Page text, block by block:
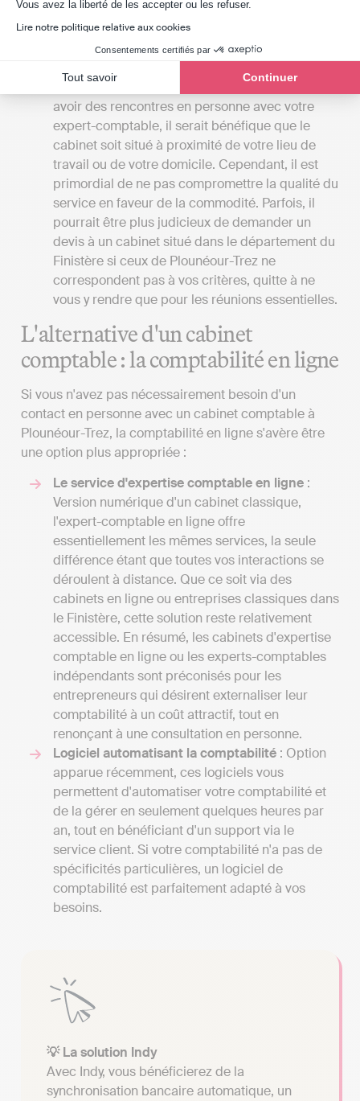
Vous avez la liberté de les accepter ou les refuser.
Lire notre politique relative aux cookies
Consentements certifiés par
Tout savoir Continuer
leur comptabilité et la transmission des
déclarations fiscales, tandis que l’expert-
comptable réalise toutes ces actions à la place
La localisation du cabinet
: Si vous préférez
avoir des rencontres en personne avec votre
expert-comptable, il serait bénéfique que le
cabinet soit situé à proximité de votre lieu de
travail ou de votre domicile. Cependant, il est
primordial de ne pas compromettre la qualité du
service en faveur de la commodité. Parfois, il
pourrait être plus judicieux de demander un
devis à un cabinet situé dans le département du
Finistère si ceux de Plounéour-Trez ne
correspondent pas à vos critères, quitte à ne
vous y rendre que pour les réunions essentielles.
L'alternative d'un cabinet
comptable : la comptabilité en ligne
Si vous n'avez pas nécessairement besoin d'un
contact en personne avec un cabinet comptable à
Plounéour-Trez, la comptabilité en ligne s'avère être
une option plus appropriée :
Le service d'expertise comptable en ligne :
Version numérique d'un cabinet classique,
l'expert-comptable en ligne offre
essentiellement les mêmes services, la seule
différence étant que toutes vos interactions se
déroulent à distance. Que ce soit via des
cabinets en ligne ou entreprises classiques dans
le Finistère, cette solution reste relativement
accessible. En résumé, les cabinets d'expertise
comptable en ligne ou les experts-comptables
indépendants sont préconisés pour les
entrepreneurs qui désirent externaliser leur
comptabilité à un coût attractif, tout en
renonçant à une consultation en personne.
Logiciel automatisant la comptabilité : Option
apparue récemment, ces logiciels vous
permettent d'automatiser votre comptabilité et
de la gérer en seulement quelques heures par
an, tout en bénéficiant d'un support via le
service client. Si votre comptabilité n'a pas de
spécificités particulières, un logiciel de
comptabilité est parfaitement adapté à vos
besoins.
💡 La solution Indy
Avec Indy, vous bénéficierez de la
synchronisation bancaire automatique, un